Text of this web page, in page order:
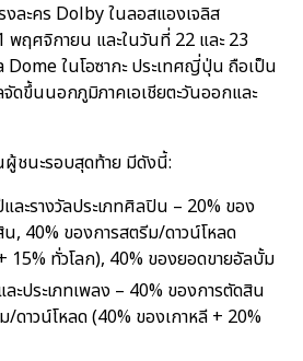
ละคร Dolby ในลอสแองเจลิส
พฤศจิกายน และในวันที่ 22 และ 23
ในโอซากะ ประเทศญี่ปุ่น ถือเป็น
ดขึ้นนอกภูมิภาคเอเชียตะวันออกและ
ชนะรอบสุดท้าย มีดังนี้:
ละรางวัลประเภทศิลปิน – 20% ของ
, 40% ของการสตรีม/ดาวน์โหลด
15% ทั่วโลก), 40% ของยอดขายอัลบั้ม
ะประเภทเพลง – 40% ของการตัดสิน
ดาวน์โหลด (40% ของเกาหลี + 20%